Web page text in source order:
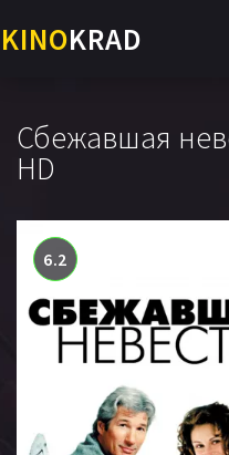
KINOKRAD
Сбежавшая
HD
6.2